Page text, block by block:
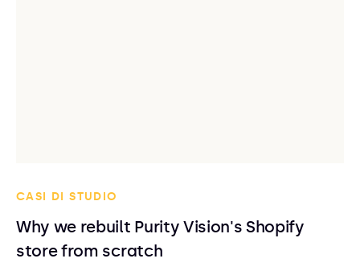
CASI DI STUDIO
Why we rebuilt Purity Vision's Shopify
store from scratch